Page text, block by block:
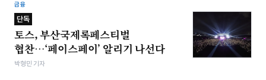
금융
단독
토스, 부산국제록페스티벌
협찬…‘페이스페이’ 알리기 나선다
박형민 기자